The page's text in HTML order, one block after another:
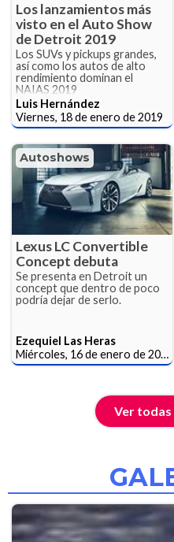
Los lanzamientos más
visto en el Auto Show
de Detroit 2019
Los SUVs y pickups grandes,
así como los autos de alto
rendimiento dominan el
NAIAS 2019
Luis Hernández
Viernes, 18 de enero de 2019
Autoshows
Lexus LC Convertible
Concept debuta
Se presenta en Detroit un
concept que dentro de poco
podría dejar de serlo.
Ezequiel Las Heras
Miércoles, 16 de enero de 2019
Ver todas